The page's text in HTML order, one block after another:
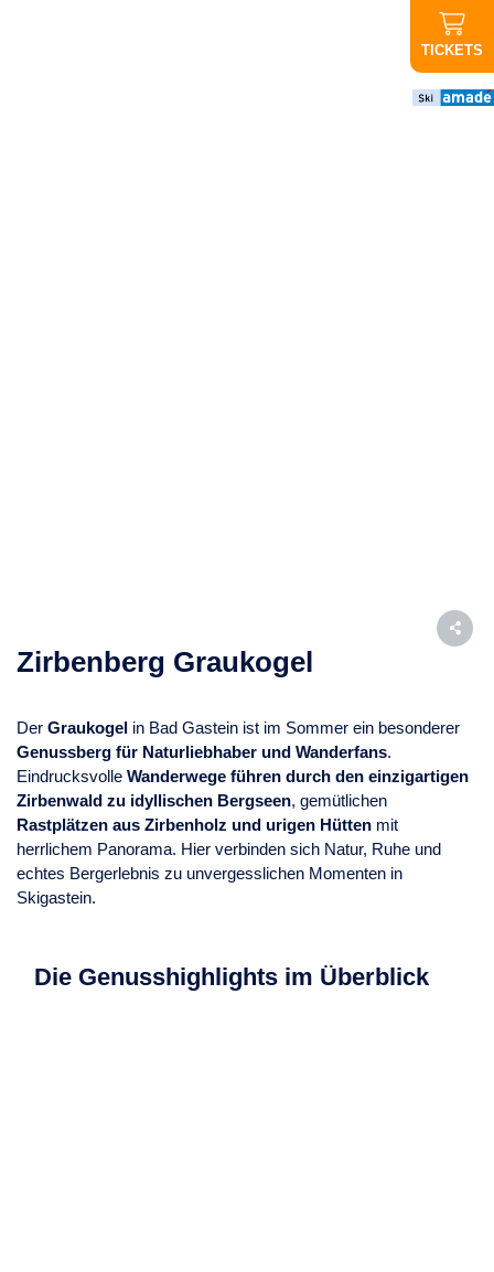
TICKETS
Zirbenberg Graukogel
Der Graukogel in Bad Gastein ist im Sommer ein besonderer
Genussberg für Naturliebhaber und Wanderfans.
Eindrucksvolle Wanderwege führen durch den einzigartigen
Zirbenwald zu idyllischen Bergseen, gemütlichen
Rastplätzen aus Zirbenholz und urigen Hütten mit
herrlichem Panorama. Hier verbinden sich Natur, Ruhe und
echtes Bergerlebnis zu unvergesslichen Momenten in
Skigastein.
Die Genusshighlights im Überblick